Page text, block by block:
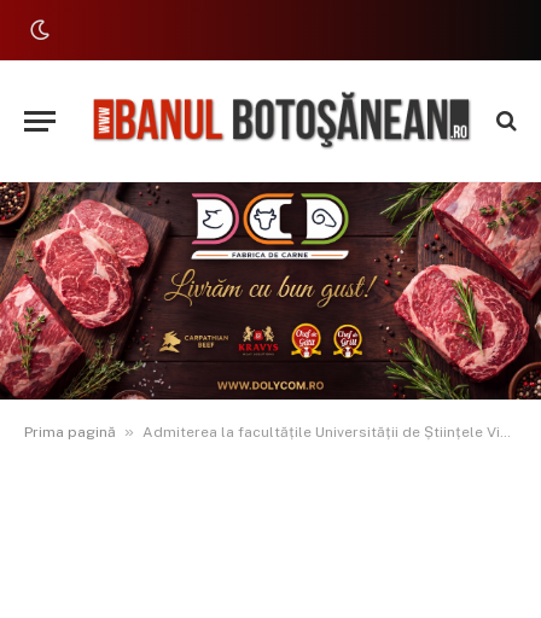
Prima pagină » Admiterea la facultățile Universității de Științele Vieții Iași începe miercuri, 09 iulie